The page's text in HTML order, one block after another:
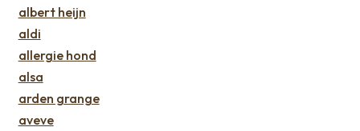
albert heijn
aldi
allergie hond
alsa
arden grange
aveve